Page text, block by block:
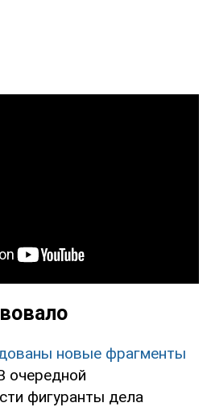
новые фрагменты
очередной
фигуранты дела